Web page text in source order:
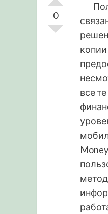
0
все